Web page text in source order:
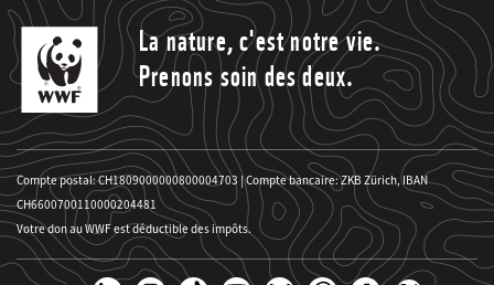
La nature, c'est notre vie.
Prenons soin des deux.
Compte postal: CH1809000000800004703 | Compte bancaire: ZKB Zürich, IBAN
CH6600700110000204481
Votre don au WWF est déductible des impôts.